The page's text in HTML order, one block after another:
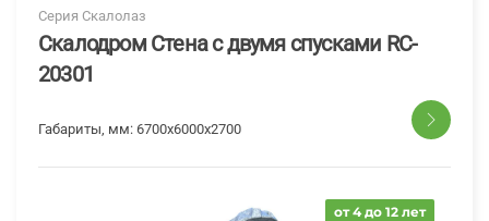
Серия Скалолаз
Скалодром Стена с двумя спусками RC-
20301
Габариты, мм: 6700х6000х2700
от 4 до 12 лет